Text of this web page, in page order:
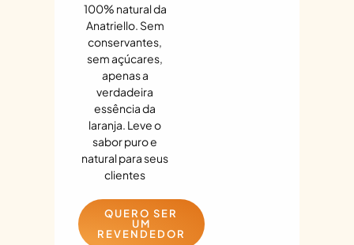
100% natural da
Anatriello. Sem
conservantes,
sem açúcares,
apenas a
verdadeira
essência da
laranja. Leve o
sabor puro e
natural para seus
clientes
QUERO SER
UM
REVENDEDOR